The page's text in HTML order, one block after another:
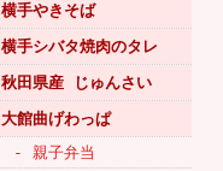
横手やきそば
横手シバタ焼肉のタレ
秋田県産 じゅんさい
大館曲げわっぱ
- 親子弁当